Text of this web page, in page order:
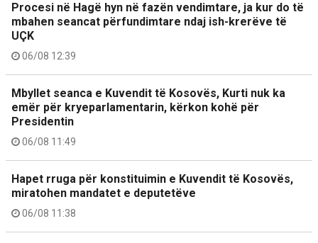
Procesi në Hagë hyn në fazën vendimtare, ja kur do të
mbahen seancat përfundimtare ndaj ish-krerëve të
UÇK
06/08 12:39
Mbyllet seanca e Kuvendit të Kosovës, Kurti nuk ka
emër për kryeparlamentarin, kërkon kohë për
Presidentin
06/08 11:49
Hapet rruga për konstituimin e Kuvendit të Kosovës,
miratohen mandatet e deputetëve
06/08 11:38